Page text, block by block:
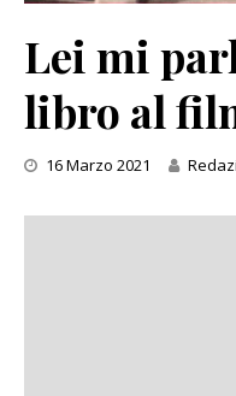
Lei mi
libro al
16 Marzo 2021